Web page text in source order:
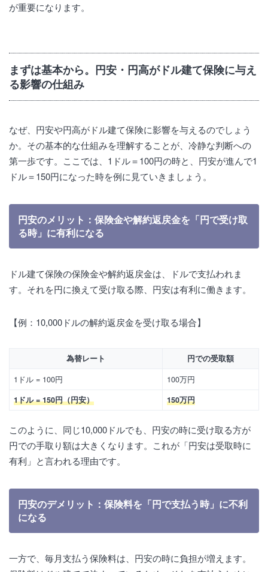
が重要になります。
まずは基本から。円安・円高がドル建て保険に与え
る影響の仕組み
なぜ、円安や円高がドル建て保険に影響を与えるのでしょう
か。その基本的な仕組みを理解することが、冷静な判断への
第一歩です。ここでは、1ドル＝100円の時と、円安が進んで1
ドル＝150円になった時を例に見ていきましょう。
円安のメリット：保険金や解約返戻金を「円で受け取
る時」に有利になる
ドル建て保険の保険金や解約返戻金は、ドルで支払われま
す。それを円に換えて受け取る際、円安は有利に働きます。
【例：10,000ドルの解約返戻金を受け取る場合】
為替レート 円での受取額
1ドル = 100円 100万円
1ドル = 150円（円安） 150万円
このように、同じ10,000ドルでも、円安の時に受け取る方が
円での手取り額は大きくなります。これが「円安は受取時に
有利」と言われる理由です。
円安のデメリット：保険料を「円で支払う時」に不利
になる
一方で、毎月支払う保険料は、円安の時に負担が増えます。